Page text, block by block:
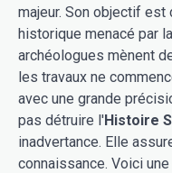
majeur. Son objectif
historique menacé par
archéologues mènent
les travaux ne
avec une grande
pas détruire l'Histoire
inadvertance. Elle
connaissance. Voici